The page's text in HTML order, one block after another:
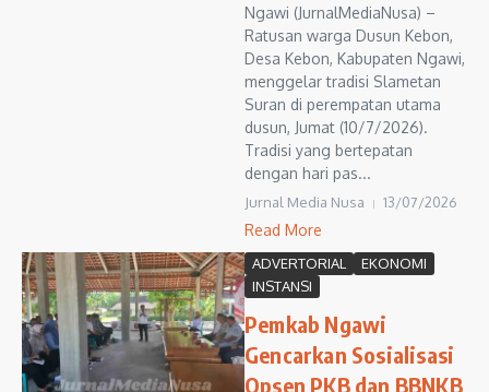
Ngawi (JurnalMediaNusa) –
Ratusan warga Dusun Kebon,
Desa Kebon, Kabupaten Ngawi,
menggelar tradisi Slametan
Suran di perempatan utama
dusun, Jumat (10/7/2026).
Tradisi yang bertepatan
dengan hari pas...
Jurnal Media Nusa 13/07/2026
Read More
ADVERTORIAL
EKONOMI
INSTANSI
Pemkab Ngawi
Gencarkan Sosialisasi
Opsen PKB dan BBNKB